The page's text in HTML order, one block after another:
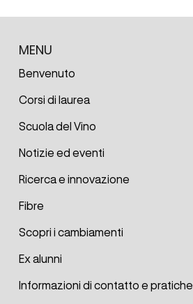
MENU
Benvenuto
Corsi di laurea
Scuola del Vino
Notizie ed eventi
Ricerca e innovazione
Fibre
Scopri i cambiamenti
Ex alunni
Informazioni di contatto e pratiche